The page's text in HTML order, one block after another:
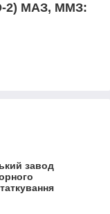
2) МАЗ, ММЗ:
завод